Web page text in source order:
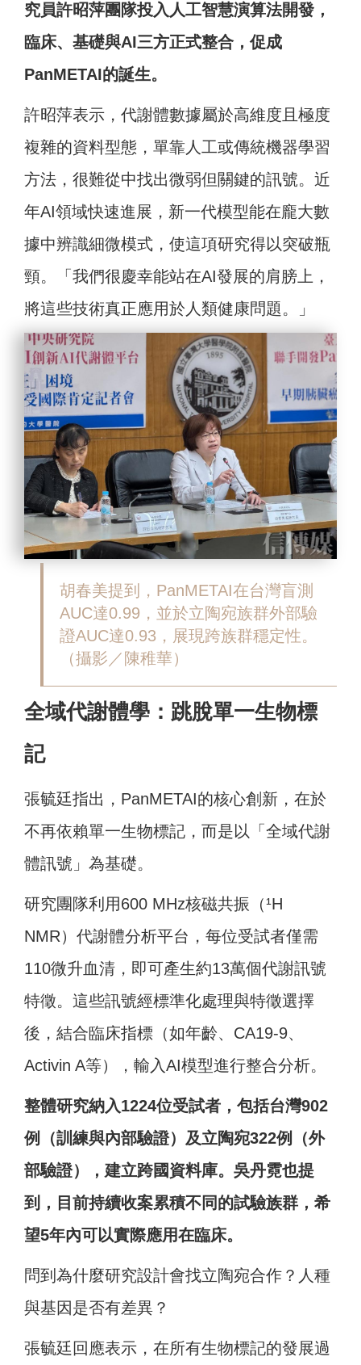
究員許昭萍團隊投入人工智慧演算法開發，
臨床、基礎與AI三方正式整合，促成
PanMETAI的誕生。
許昭萍表示，代謝體數據屬於高維度且極度
複雜的資料型態，單靠人工或傳統機器學習
方法，很難從中找出微弱但關鍵的訊號。近
年AI領域快速進展，新一代模型能在龐大數
據中辨識細微模式，使這項研究得以突破瓶
頸。「我們很慶幸能站在AI發展的肩膀上，
將這些技術真正應用於人類健康問題。」
胡春美提到，PanMETAI在台灣盲測
AUC達0.99，並於立陶宛族群外部驗
證AUC達0.93，展現跨族群穩定性。
（攝影／陳稚華）
全域代謝體學：跳脫單一生物標
記
張毓廷指出，PanMETAI的核心創新，在於
不再依賴單一生物標記，而是以「全域代謝
體訊號」為基礎。
研究團隊利用600 MHz核磁共振（¹H
NMR）代謝體分析平台，每位受試者僅需
110微升血清，即可產生約13萬個代謝訊號
特徵。這些訊號經標準化處理與特徵選擇
後，結合臨床指標（如年齡、CA19-9、
Activin A等），輸入AI模型進行整合分析。
整體研究納入1224位受試者，包括台灣902
例（訓練與內部驗證）及立陶宛322例（外
部驗證），建立跨國資料庫。吳丹霓也提
到，目前持續收案累積不同的試驗族群，希
望5年內可以實際應用在臨床。
問到為什麼研究設計會找立陶宛合作？人種
與基因是否有差異？
張毓廷回應表示，在所有生物標記的發展過